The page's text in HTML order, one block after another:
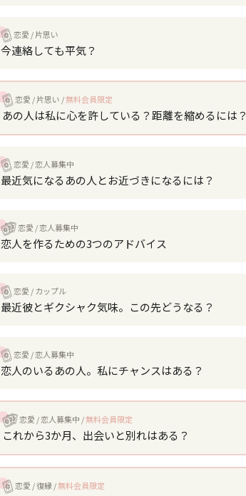
恋愛 片思い
今連絡しても平気？
恋愛 片思い 無料会員限定
あの人は私に心を許している？距離を縮めるには？
恋愛 恋人募集中
最近気になるあの人とお近づきになるには？
恋愛 恋人募集中
恋人を作るための3つのアドバイス
恋愛 カップル
最近彼とギクシャク気味。この先どうなる？
恋愛 恋人募集中
恋人のいるあの人。私にチャンスはある？
恋愛 恋人募集中 無料会員限定
これから3か月、出会いと別れはある？
恋愛 復縁 無料会員限定